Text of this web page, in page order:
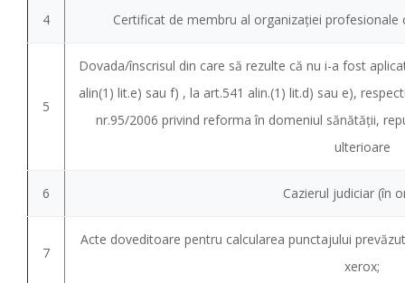
4 Certificat de membru al organizației profesionale
5
Dovada/înscrisul din care să rezulte că nu i-a fost
alin(1) lit.e) sau f) , la art.541 alin.(1) lit.d) sau e),
nr.95/2006 privind reforma în domeniul sănătății,
ulterioare
6 Cazierul judiciar (în
7
Acte doveditoare pentru calcularea punctajului
xerox;